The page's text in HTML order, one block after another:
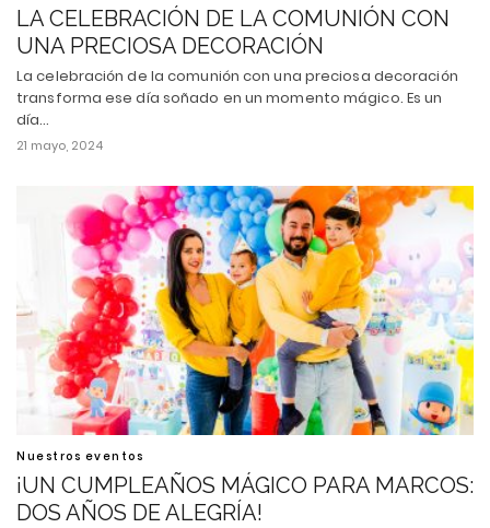
LA CELEBRACIÓN DE LA COMUNIÓN CON
UNA PRECIOSA DECORACIÓN
La celebración de la comunión con una preciosa decoración
transforma ese día soñado en un momento mágico. Es un
día…
21 mayo, 2024
Nuestros eventos
¡UN CUMPLEAÑOS MÁGICO PARA MARCOS:
DOS AÑOS DE ALEGRÍA!